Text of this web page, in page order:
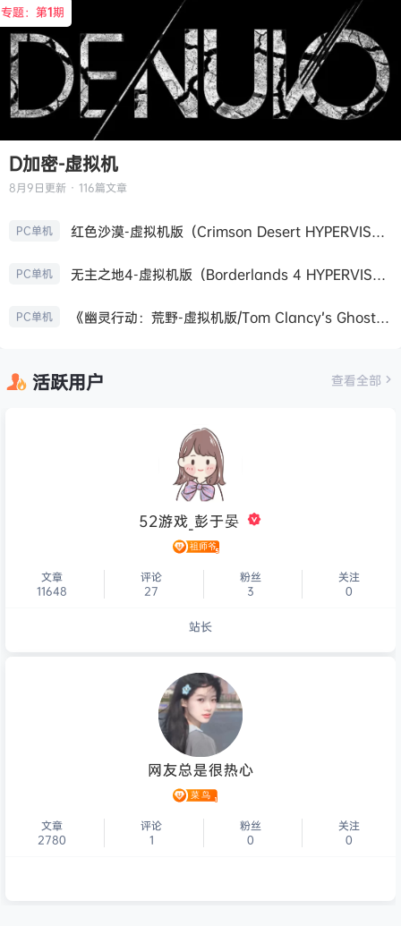
专题：第1期
D加密-虚拟机
8月9日更新 · 116篇文章
PC单机 红色沙漠-虚拟机版（Crimson Desert HYPERVISOR）免安装中文版
PC单机 无主之地4-虚拟机版（Borderlands 4 HYPERVISOR）免安装中文版
PC单机 《幽灵行动：荒野-虚拟机版/Tom Clancy’s Ghost Recon Wildlands HYPERVISOR》免安装中文版
活跃用户 查看全部
52游戏_彭于晏
文章
11648
评论
27
粉丝
3
关注
0
站长
个人主页
网友总是很热心
文章
2780
评论
1
粉丝
0
关注
0